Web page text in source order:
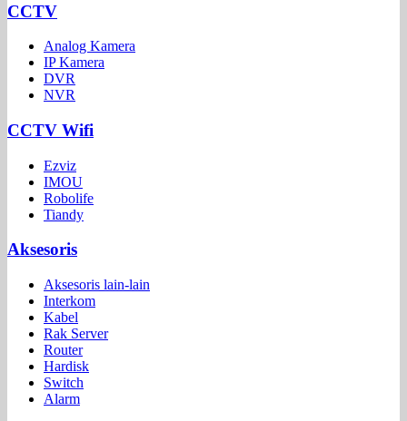
CCTV
Analog Kamera
IP Kamera
DVR
NVR
CCTV Wifi
Ezviz
IMOU
Robolife
Tiandy
Aksesoris
Aksesoris lain-lain
Interkom
Kabel
Rak Server
Router
Hardisk
Switch
Alarm